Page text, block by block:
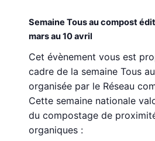
Semaine Tous au compost
mars au 10 avril
Cet évènement vous est
cadre de la semaine Tous
organisée par le Réseau
Cette semaine nationale
du compostage de
organiques :